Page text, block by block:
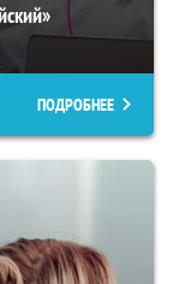
ПОДРОБНЕЕ